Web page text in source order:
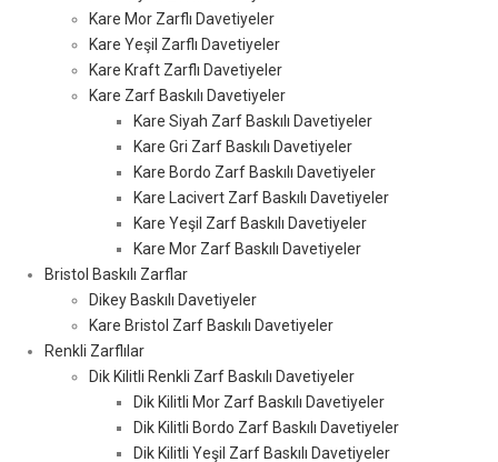
Kare Mor Zarflı Davetiyeler
Kare Yeşil Zarflı Davetiyeler
Kare Kraft Zarflı Davetiyeler
Kare Zarf Baskılı Davetiyeler
Kare Siyah Zarf Baskılı Davetiyeler
Kare Gri Zarf Baskılı Davetiyeler
Kare Bordo Zarf Baskılı Davetiyeler
Kare Lacivert Zarf Baskılı Davetiyeler
Kare Yeşil Zarf Baskılı Davetiyeler
Kare Mor Zarf Baskılı Davetiyeler
Bristol Baskılı Zarflar
Dikey Baskılı Davetiyeler
Kare Bristol Zarf Baskılı Davetiyeler
Renkli Zarflılar
Dik Kilitli Renkli Zarf Baskılı Davetiyeler
Dik Kilitli Mor Zarf Baskılı Davetiyeler
Dik Kilitli Bordo Zarf Baskılı Davetiyeler
Dik Kilitli Yeşil Zarf Baskılı Davetiyeler